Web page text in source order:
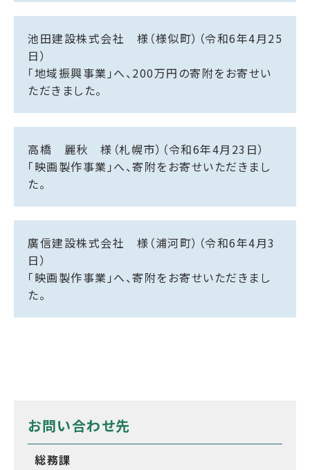
池田建設株式会社 様（様似町）（令和6年4月25
日）
「地域振興事業」へ、200万円の寄附をお寄せい
ただきました。
高橋 麗秋 様（札幌市）（令和6年4月23日）
「映画製作事業」へ、寄附をお寄せいただきまし
た。
廣信建設株式会社 様（浦河町）（令和6年4月3
日）
「映画製作事業」へ、寄附をお寄せいただきまし
た。
お問い合わせ先
総務課